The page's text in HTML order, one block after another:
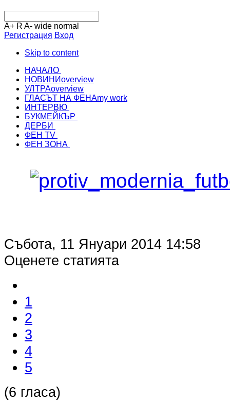
A+ R A- wide normal
Регистрация Вход
Skip to content
НАЧАЛО
НОВИНИoverview
УЛТРАoverview
ГЛАСЪТ НА ФЕНАmy work
ИНТЕРВЮ
БУКМЕЙКЪР
ДЕРБИ
ФЕН TV
ФЕН ЗОНА
Събота, 11 Януари 2014 14:58
Оценете статията
1
2
3
4
5
(6 гласа)